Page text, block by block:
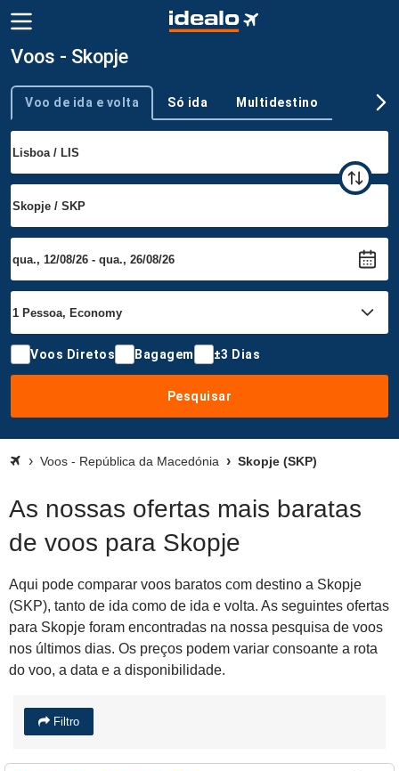
Voos - Skopje
Tipo de viagem
Voo de ida e volta Só ida Multidestino
Voos Diretos Bagagem ±3 Dias
Pesquisar
Voos - República da Macedónia Skopje (SKP)
As nossas ofertas mais baratas
de voos para Skopje
Aqui pode comparar voos baratos com destino a Skopje
(SKP), tanto de ida como de ida e volta. As seguintes ofertas
para Skopje foram encontradas na nossa pesquisa de voos
nos últimos dias. Os preços podem variar consoante a rota
do voo, a data e a disponibilidade.
Filtro